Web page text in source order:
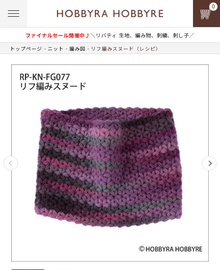
ファイナルセール開催中♪＼リバティ 生地、編み物、刺繍、刺し子／
0
トップページ ニット 編み図 リフ編みスヌード（レシピ）